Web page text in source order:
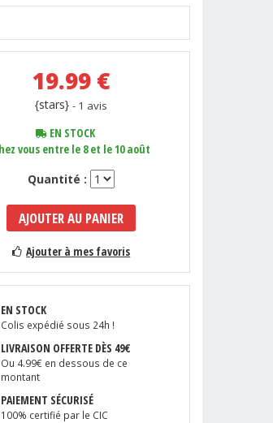
19.99€
{stars} - 1 avis
EN STOCK
vous entre le 8 et le 10 août
Quantité :
AJOUTER AU PANIER
Ajouter à mes favoris
EN STOCK
Colis expédié sous 24h !
LIVRAISON OFFERTE DÈS 49€
Ou 4.99€ en dessous de ce
montant
PAIEMENT SÉCURISÉ
100% certifié par le CIC